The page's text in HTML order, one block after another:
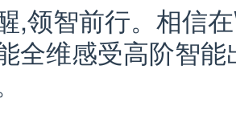
,领智前行。相信
全维感受高阶智